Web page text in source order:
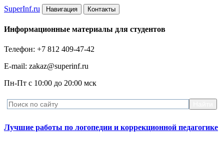
SuperInf.ru Навигация Контакты
Информационные материалы для студентов
Телефон: +7 812 409-47-42
E-mail: zakaz@superinf.ru
Пн-Пт с 10:00 до 20:00 мск
Лучшие работы по логопедии и коррекционной педагогике